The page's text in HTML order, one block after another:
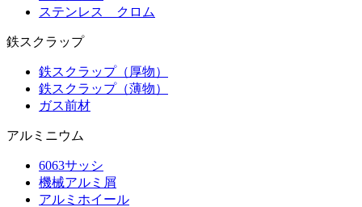
ステンレス クロム
鉄スクラップ
鉄スクラップ（厚物）
鉄スクラップ（薄物）
ガス前材
アルミニウム
6063サッシ
機械アルミ屑
アルミホイール